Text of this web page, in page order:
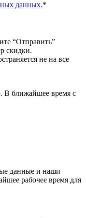
данных.*
“Отправить”
скидки.
не на все
В ближайшее время с
данные и наши
рабочее время для